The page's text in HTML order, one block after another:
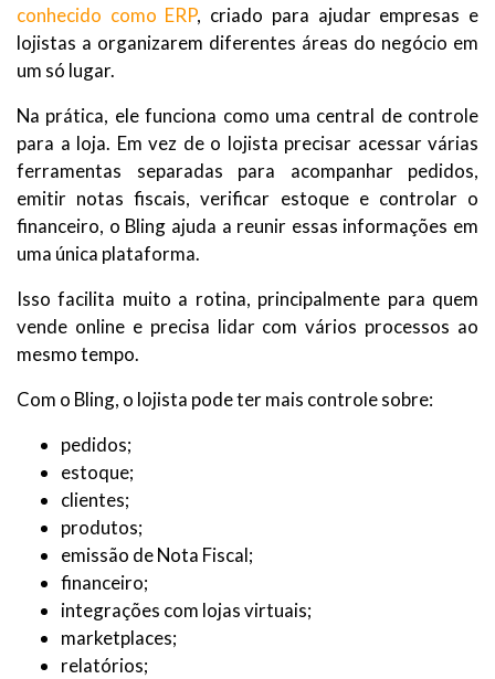
conhecido como ERP, criado para ajudar empresas e
lojistas a organizarem diferentes áreas do negócio em
um só lugar.
Na prática, ele funciona como uma central de controle
para a loja. Em vez de o lojista precisar acessar várias
ferramentas separadas para acompanhar pedidos,
emitir notas fiscais, verificar estoque e controlar o
financeiro, o Bling ajuda a reunir essas informações em
uma única plataforma.
Isso facilita muito a rotina, principalmente para quem
vende online e precisa lidar com vários processos ao
mesmo tempo.
Com o Bling, o lojista pode ter mais controle sobre:
pedidos;
estoque;
clientes;
produtos;
emissão de Nota Fiscal;
financeiro;
integrações com lojas virtuais;
marketplaces;
relatórios;